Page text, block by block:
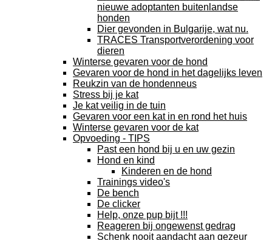
nieuwe adoptanten buitenlandse
honden
Dier gevonden in Bulgarije, wat nu.
TRACES Transportverordening voor
dieren
Winterse gevaren voor de hond
Gevaren voor de hond in het dagelijks leven
Reukzin van de hondenneus
Stress bij je kat
Je kat veilig in de tuin
Gevaren voor een kat in en rond het huis
Winterse gevaren voor de kat
Opvoeding - TIPS
Past een hond bij u en uw gezin
Hond en kind
Kinderen en de hond
Trainings video's
De bench
De clicker
Help, onze pup bijt !!!
Reageren bij ongewenst gedrag
Schenk nooit aandacht aan gezeur